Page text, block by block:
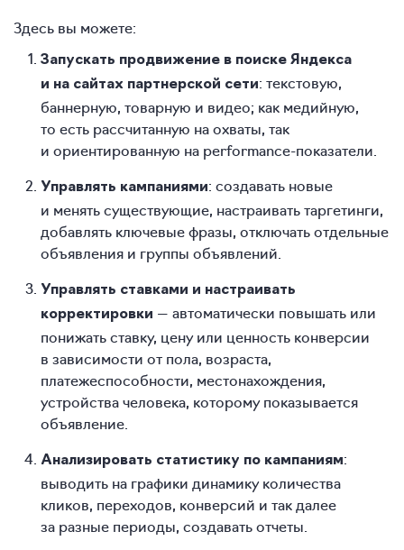
Здесь вы можете:
Запускать продвижение в поиске Яндекса
и на сайтах партнерской сети: текстовую,
баннерную, товарную и видео; как медийную,
то есть рассчитанную на охваты, так
и ориентированную на performance-показатели.
Управлять кампаниями: создавать новые
и менять существующие, настраивать таргетинги,
добавлять ключевые фразы, отключать отдельные
объявления и группы объявлений.
Управлять ставками и настраивать
корректировки — автоматически повышать или
понижать ставку, цену или ценность конверсии
в зависимости от пола, возраста,
платежеспособности, местонахождения,
устройства человека, которому показывается
объявление.
Анализировать статистику по кампаниям:
выводить на графики динамику количества
кликов, переходов, конверсий и так далее
за разные периоды, создавать отчеты.